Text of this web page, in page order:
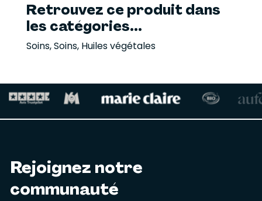
Retrouvez ce produit dans
les catégories...
Soins,Soins, Huiles végétales
Rejoignez notre
communauté